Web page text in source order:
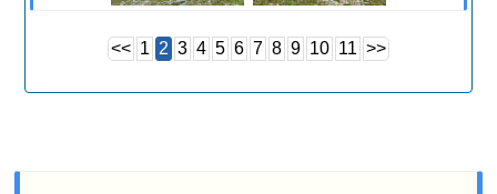
<< 1 2 3 4 5 6 7 8 9 10 11 >>